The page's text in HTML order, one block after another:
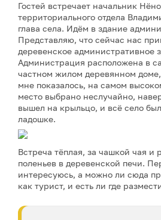
Гостей встречает начальник
территориального отдела
глава села. Идём в здание
Представляю, что сейчас нас
деревенское административное
Администрация расположена в
частном жилом деревянном
мне показалось, на самом
место выбрано неслучайно,
вышел на крыльцо, и всё село
ладошке.
Встреча тёплая, за чашкой чая и
поленьев в деревенской печи.
интересуюсь, а можно ли сюда
как турист, и есть ли где